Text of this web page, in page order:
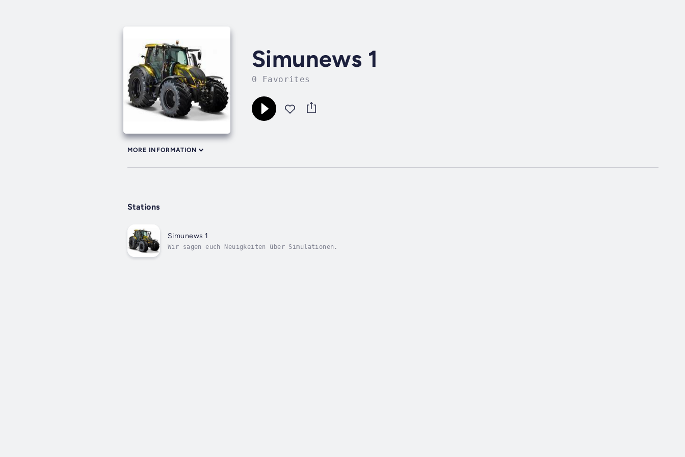
Simunews 1
0 Favorites
MORE INFORMATION
Stations
Simunews 1
Wir sagen euch Neuigkeiten über Simulationen.